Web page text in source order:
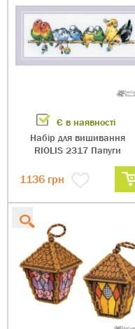
Є в наявності
Набір для вишивання
RIOLIS 2317 Папуги
1136грн